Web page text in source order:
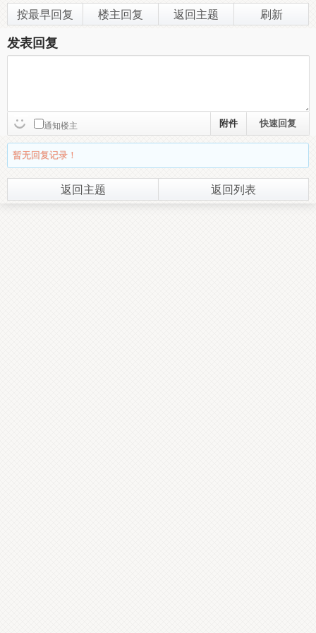
按最早回复 楼主回复 返回主题 刷新
发表回复
通知楼主 附件
暂无回复记录！
返回主题 返回列表